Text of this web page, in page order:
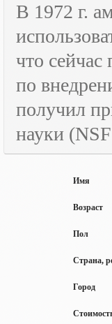
В 1972 г.
что сейчас
по
получил
науки (NSF
Имя
Возраст
Пол
Страна,
Город